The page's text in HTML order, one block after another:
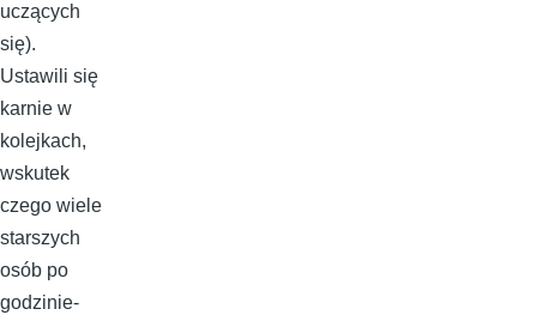
uczących
się).
Ustawili się
karnie w
kolejkach,
wskutek
czego wiele
starszych
osób po
godzinie-